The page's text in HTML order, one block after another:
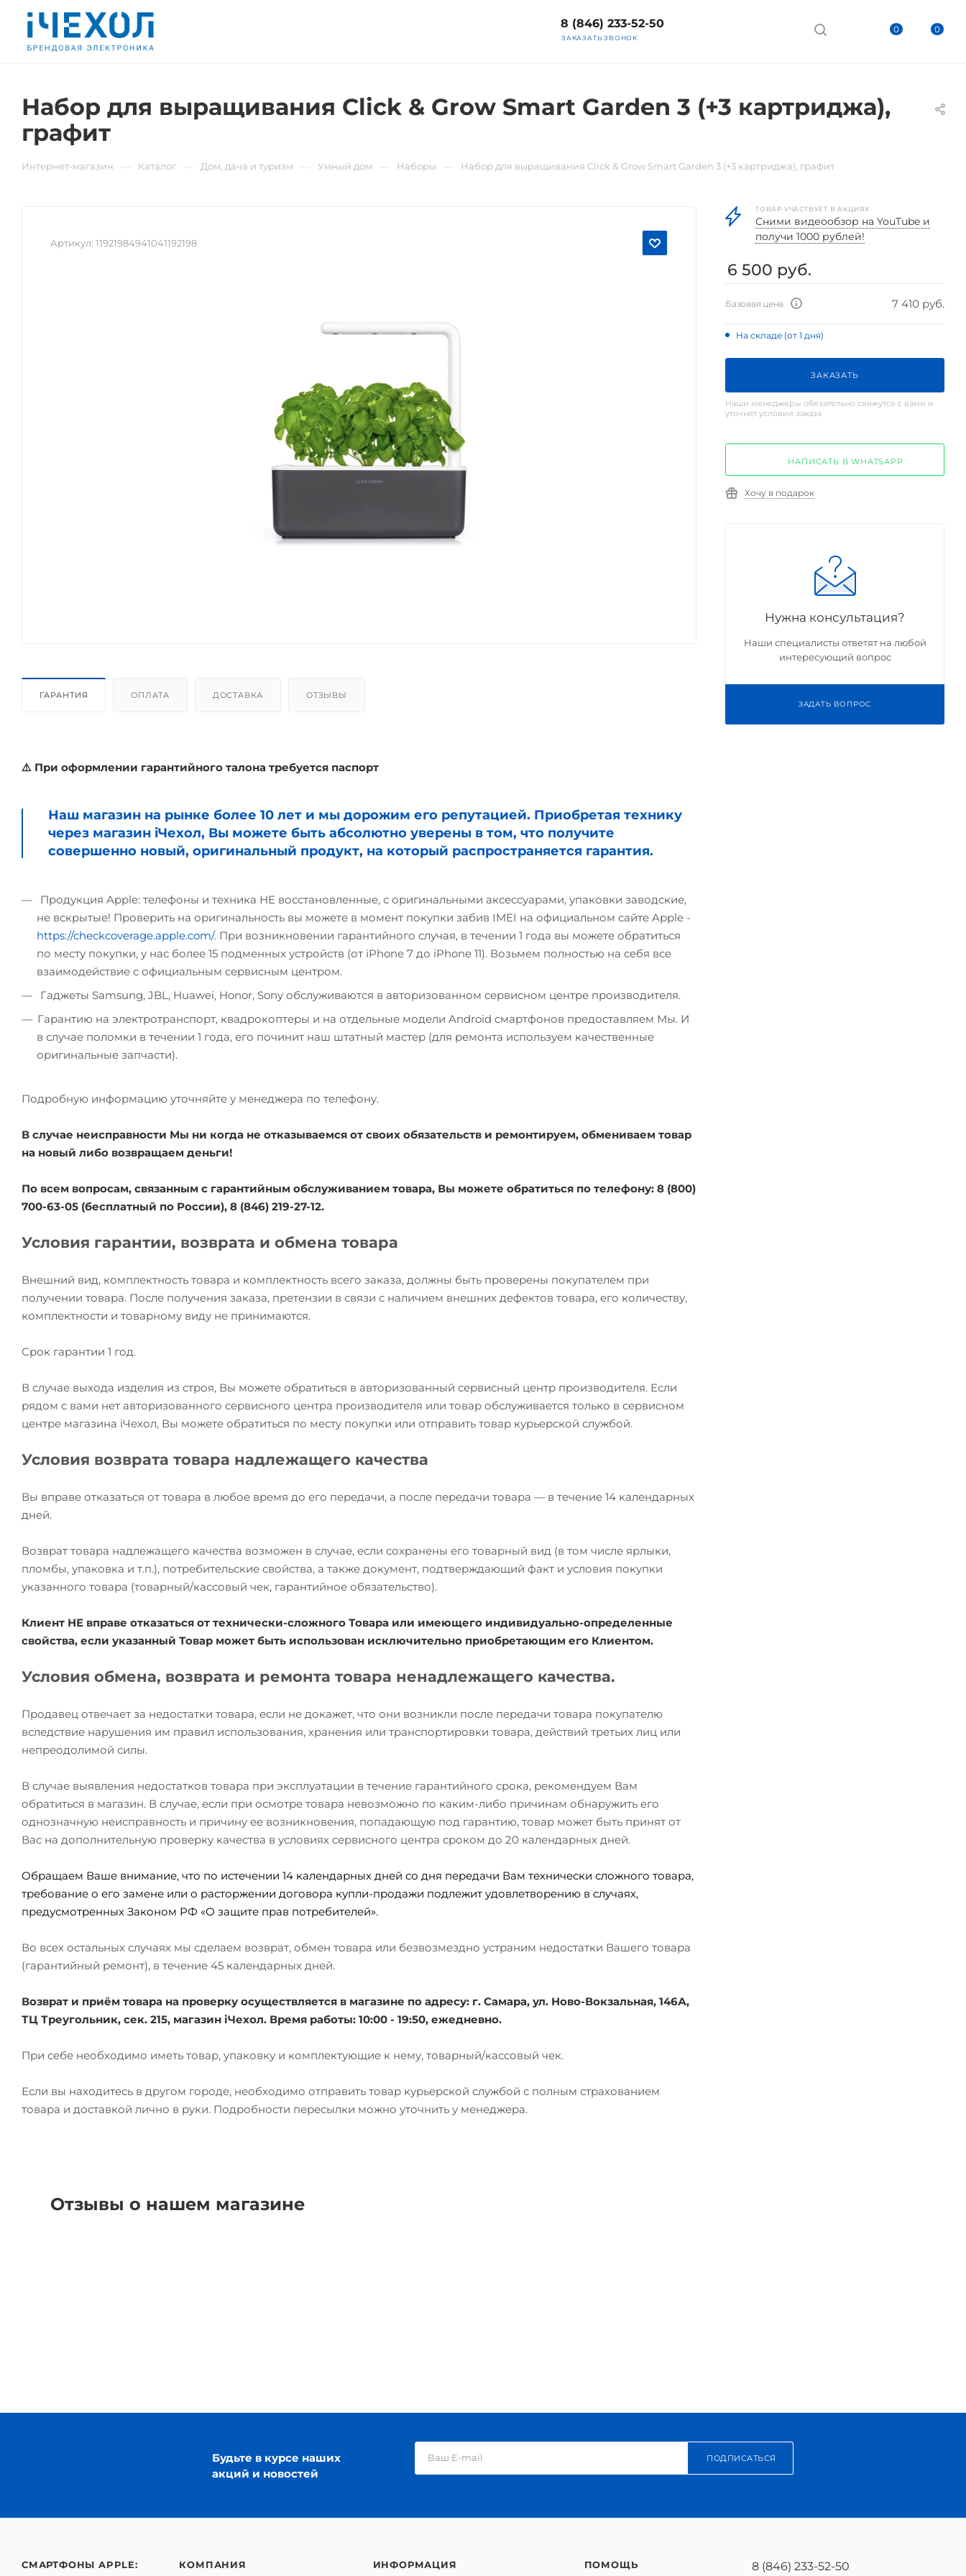
0 0
8 (846) 233-52-50
ЗАКАЗАТЬ ЗВОНОК
Набор для выращивания Click & Grow Smart Garden 3 (+3 картриджа),
графит
Интернет-магазин Каталог Дом, дача и туризм Умный дом Наборы Набор для выращивания Click & Grow Smart Garden 3 (+3 картриджа), графит
Артикул: 11921984941041192198
ГАРАНТИЯ ОПЛАТА ДОСТАВКА ОТЗЫВЫ
⚠️ При оформлении гарантийного талона требуется паспорт
Наш магазин на рынке более 10 лет и мы дорожим его репутацией. Приобретая технику
через магазин iЧехол, Вы можете быть абсолютно уверены в том, что получите
совершенно новый, оригинальный продукт, на который распространяется гарантия.
Продукция Apple: телефоны и техника НЕ восстановленные, с оригинальными аксессуарами, упаковки заводские,
не вскрытые! Проверить на оригинальность вы можете в момент покупки забив IMEI на официальном сайте Apple -
https://checkcoverage.apple.com/. При возникновении гарантийного случая, в течении 1 года вы можете обратиться
по месту покупки, у нас более 15 подменных устройств (от iPhone 7 до iPhone 11). Возьмем полностью на себя все
взаимодействие с официальным сервисным центром.
Гаджеты Samsung, JBL, Huawei, Honor, Sony обслуживаются в авторизованном сервисном центре производителя.
Гарантию на электротранспорт, квадрокоптеры и на отдельные модели Android смартфонов предоставляем Мы. И
в случае поломки в течении 1 года, его починит наш штатный мастер (для ремонта используем качественные
оригинальные запчасти).
Подробную информацию уточняйте у менеджера по телефону.
В случае неисправности Мы ни когда не отказываемся от своих обязательств и ремонтируем, обмениваем товар
на новый либо возвращаем деньги!
По всем вопросам, связанным с гарантийным обслуживанием товара, Вы можете обратиться по телефону: 8 (800)
700-63-05 (бесплатный по России), 8 (846) 219-27-12.
Условия гарантии, возврата и обмена товара
Внешний вид, комплектность товара и комплектность всего заказа, должны быть проверены покупателем при
получении товара. После получения заказа, претензии в связи с наличием внешних дефектов товара, его количеству,
комплектности и товарному виду не принимаются.
Срок гарантии 1 год.
В случае выхода изделия из строя, Вы можете обратиться в авторизованный сервисный центр производителя. Если
рядом с вами нет авторизованного сервисного центра производителя или товар обслуживается только в сервисном
центре магазина iЧехол, Вы можете обратиться по месту покупки или отправить товар курьерской службой.
Условия возврата товара надлежащего качества
Вы вправе отказаться от товара в любое время до его передачи, а после передачи товара — в течение 14 календарных
дней.
Возврат товара надлежащего качества возможен в случае, если сохранены его товарный вид (в том числе ярлыки,
пломбы, упаковка и т.п.), потребительские свойства, а также документ, подтверждающий факт и условия покупки
указанного товара (товарный/кассовый чек, гарантийное обязательство).
Клиент НЕ вправе отказаться от технически-сложного Товара или имеющего индивидуально-определенные
свойства, если указанный Товар может быть использован исключительно приобретающим его Клиентом.
Условия обмена, возврата и ремонта товара ненадлежащего качества.
Продавец отвечает за недостатки товара, если не докажет, что они возникли после передачи товара покупателю
вследствие нарушения им правил использования, хранения или транспортировки товара, действий третьих лиц или
непреодолимой силы.
В случае выявления недостатков товара при эксплуатации в течение гарантийного срока, рекомендуем Вам
обратиться в магазин. В случае, если при осмотре товара невозможно по каким-либо причинам обнаружить его
однозначную неисправность и причину ее возникновения, попадающую под гарантию, товар может быть принят от
Вас на дополнительную проверку качества в условиях сервисного центра сроком до 20 календарных дней.
Обращаем Ваше внимание, что по истечении 14 календарных дней со дня передачи Вам технически сложного товара,
требование о его замене или о расторжении договора купли-продажи подлежит удовлетворению в случаях,
предусмотренных Законом РФ «О защите прав потребителей».
Во всех остальных случаях мы сделаем возврат, обмен товара или безвозмездно устраним недостатки Вашего товара
(гарантийный ремонт), в течение 45 календарных дней.
Возврат и приём товара на проверку осуществляется в магазине по адресу: г. Самара, ул. Ново-Вокзальная, 146А,
ТЦ Треугольник, сек. 215, магазин iЧехол. Время работы: 10:00 - 19:50, ежедневно.
При себе необходимо иметь товар, упаковку и комплектующие к нему, товарный/кассовый чек.
Если вы находитесь в другом городе, необходимо отправить товар курьерской службой с полным страхованием
товара и доставкой лично в руки. Подробности пересылки можно уточнить у менеджера.
ТОВАР УЧАСТВУЕТ В АКЦИЯХ
Cними видеообзор на YouTube и
получи 1000 рублей!
6 500 руб.
Базовая цена 7 410 руб.
На складе (от 1 дня)
ЗАКАЗАТЬ
Наши менеджеры обязательно свяжутся с вами и
уточнят условия заказа
НАПИСАТЬ В WHATSAPP
Хочу в подарок
Нужна консультация?
Наши специалисты ответят на любой
интересующий вопрос
ЗАДАТЬ ВОПРОС
Отзывы о нашем магазине
Будьте в курсе наших
акций и новостей
ПОДПИСАТЬСЯ
СМАРТФОНЫ APPLE: КОМПАНИЯ ИНФОРМАЦИЯ ПОМОЩЬ 8 (846) 233-52-50